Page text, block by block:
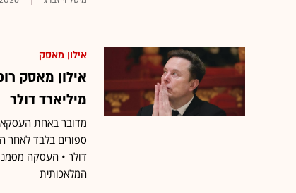
אילון מאסק
מיליארד דולר
מדובר באחת
דולר • העסקה
המלאכותית